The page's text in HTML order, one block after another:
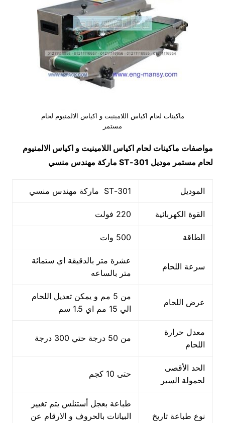
ماكينات لحام اكياس اللامينيت و اكياس الالمنيوم لحام
مستمر
مواصفات ماكينات لحام اكياس اللامينيت و اكياس الالمنيوم
لحام مستمر موديل ماركة مهندس منسي
الموديل 301-ST ماركة مهندس منسي
القوة الكهربائية 220 فولت
الطاقة 500 وات
سرعة اللحام
عشرة متر بالدقيقة اي ستمائة
متر بالساعه
عرض اللحام
من 5 مم و يمكن تعديل اللحام
الي 15 مم اي 1.5 سم
معدل حرارة
اللحام
من 50 درجة حتي 300 درجة
الحد الأقصى
لحمولة السير
حتى 10 كجم
نوع طباعة تاريخ
طباعة بعجل أستنلس يتم تغيير
البيانات بالحروف و الارقام عن